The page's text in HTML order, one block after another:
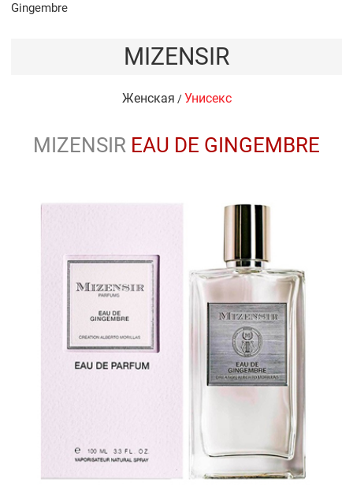
Gingembre
MIZENSIR
Женская /Унисекс
MIZENSIR EAU DE GINGEMBRE